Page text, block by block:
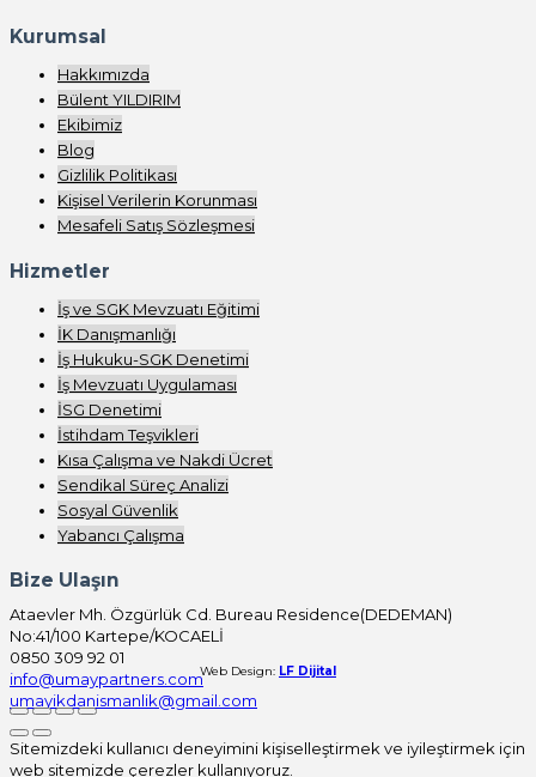
Kurumsal
Hakkımızda
Bülent YILDIRIM
Ekibimiz
Blog
Gizlilik Politikası
Kişisel Verilerin Korunması
Mesafeli Satış Sözleşmesi
Hizmetler
İş ve SGK Mevzuatı Eğitimi
İK Danışmanlığı
İş Hukuku-SGK Denetimi
İş Mevzuatı Uygulaması
İSG Denetimi
İstihdam Teşvikleri
Kısa Çalışma ve Nakdi Ücret
Sendikal Süreç Analizi
Sosyal Güvenlik
Yabancı Çalışma
Bize Ulaşın
Ataevler Mh. Özgürlük Cd. Bureau Residence(DEDEMAN)
No:41/100 Kartepe/KOCAELİ
0850 309 92 01
info@umaypartners.com
umayikdanismanlik@gmail.com
Web Design: LF Dijital
Sitemizdeki kullanıcı deneyimini kişiselleştirmek ve iyileştirmek için
web sitemizde çerezler kullanıyoruz.